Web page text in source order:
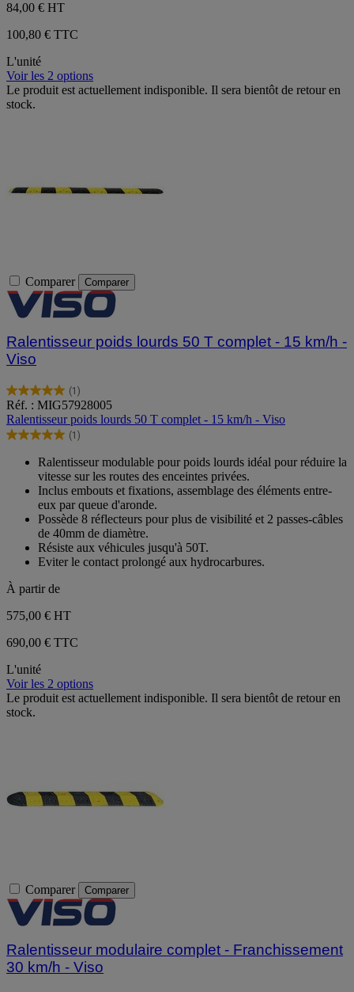
84,00 € HT
100,80 € TTC
L'unité
Voir les 2 options
Le produit est actuellement indisponible. Il sera bientôt de retour en
stock.
Comparer Comparer
Ralentisseur poids lourds 50 T complet - 15 km/h -
Viso
(1)
5.0
sur
5
étoiles.
avis
Réf. : MIG57928005
Ralentisseur poids lourds 50 T complet - 15 km/h - Viso
(1)
5.0
étoiles.
Ralentisseur modulable pour poids lourds idéal pour réduire la
vitesse sur les routes des enceintes privées.
Inclus embouts et fixations, assemblage des éléments entre-
eux par queue d'aronde.
Possède 8 réflecteurs pour plus de visibilité et 2 passes-câbles
de 40mm de diamètre.
Résiste aux véhicules jusqu'à 50T.
Eviter le contact prolongé aux hydrocarbures.
À partir de
575,00 € HT
690,00 € TTC
L'unité
Voir les 2 options
Le produit est actuellement indisponible. Il sera bientôt de retour en
stock.
Comparer Comparer
Ralentisseur modulaire complet - Franchissement
30 km/h - Viso